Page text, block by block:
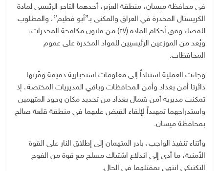
في محافظة ميسان، منطقة العزير، أحدهما التاجر الرئيسي لمادة
الكريستال المخدرة في العراق والمكنى بـ”أبو فطيم”، والمطلوب
للقضاء وفق أحكام المادة (٢٧) من قانون مكافحة المخدرات،
ويُعد من الموزعين الرئيسيين للمواد المخدرة على عموم
المحافظات.
وجاءت العملية استناداً إلى معلومات استخبارية دقيقة وفّرتها
دائرتا أمن بغداد وأمن المحافظات وباقي المديريات المختصة، إذ
تمكنت مديرية أمن شمال بغداد من تحديد مكان وجود المتهمين
واستدراجهما تمهيداً لإلقاء القبض عليهما في منطقة قلعة صالح
بمحافظة ميسان.
وأثناء تنفيذ الواجب، بادر المتهمان إلى إطلاق النار على القوة
الأمنية، ما أدى إلى اندلاع اشتباك مسلح مع قوة من الفوج
التكتيكي انتهى بمقتلهما في الحال.